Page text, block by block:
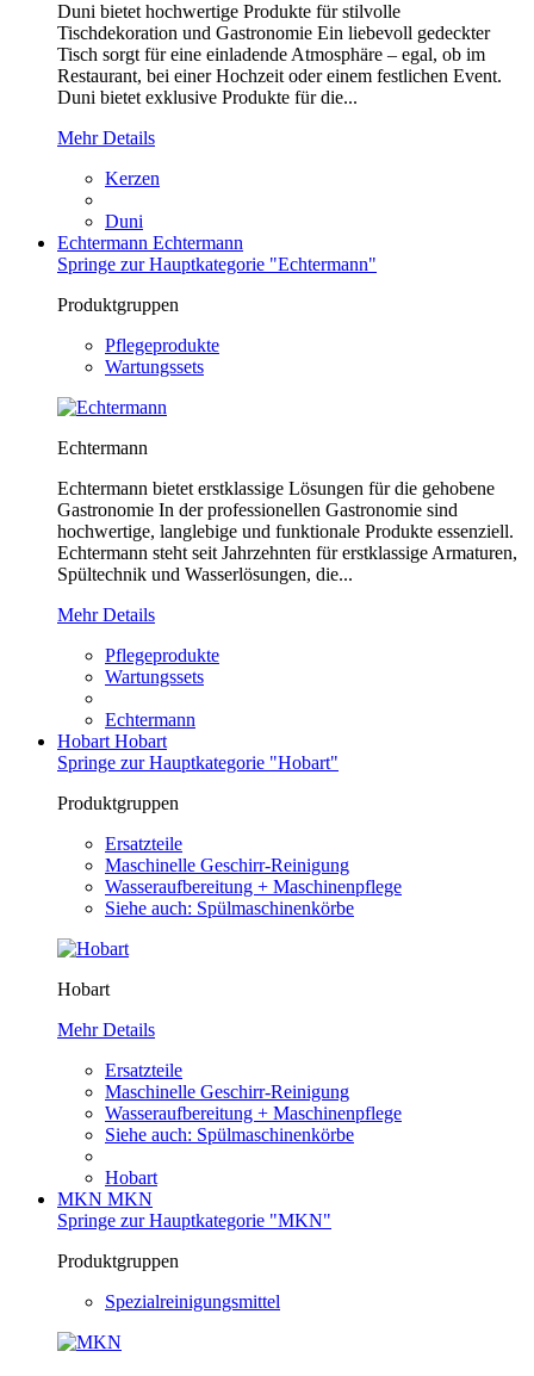
Duni bietet hochwertige Produkte für stilvolle
Tischdekoration und Gastronomie Ein liebevoll gedeckter
Tisch sorgt für eine einladende Atmosphäre – egal, ob im
Restaurant, bei einer Hochzeit oder einem festlichen Event.
Duni bietet exklusive Produkte für die...
Mehr Details
Kerzen
Duni
Echtermann Echtermann
Springe zur Hauptkategorie "Echtermann"
Produktgruppen
Pflegeprodukte
Wartungssets
Echtermann
Echtermann bietet erstklassige Lösungen für die gehobene
Gastronomie In der professionellen Gastronomie sind
hochwertige, langlebige und funktionale Produkte essenziell.
Echtermann steht seit Jahrzehnten für erstklassige Armaturen,
Spültechnik und Wasserlösungen, die...
Mehr Details
Pflegeprodukte
Wartungssets
Echtermann
Hobart Hobart
Springe zur Hauptkategorie "Hobart"
Produktgruppen
Ersatzteile
Maschinelle Geschirr-Reinigung
Wasseraufbereitung + Maschinenpflege
Siehe auch: Spülmaschinenkörbe
Hobart
Mehr Details
Ersatzteile
Maschinelle Geschirr-Reinigung
Wasseraufbereitung + Maschinenpflege
Siehe auch: Spülmaschinenkörbe
Hobart
MKN MKN
Springe zur Hauptkategorie "MKN"
Produktgruppen
Spezialreinigungsmittel